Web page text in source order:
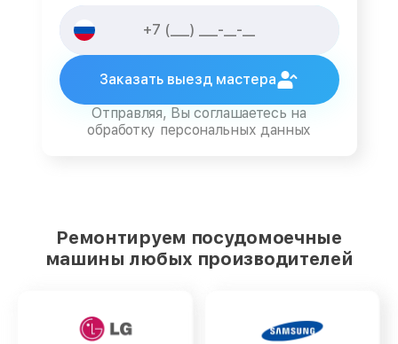
Заказать выезд мастера
Отправляя, Вы соглашаетесь на
обработку персональных данных
Ремонтируем посудомоечные
машины любых производителей